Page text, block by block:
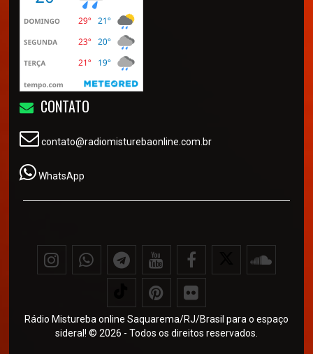
CONTATO
contato@radiomisturebaonline.com.br
WhatsApp
Rádio Mistureba online Saquarema/RJ/Brasil para o espaço
sideral! © 2026 - Todos os direitos reservados.